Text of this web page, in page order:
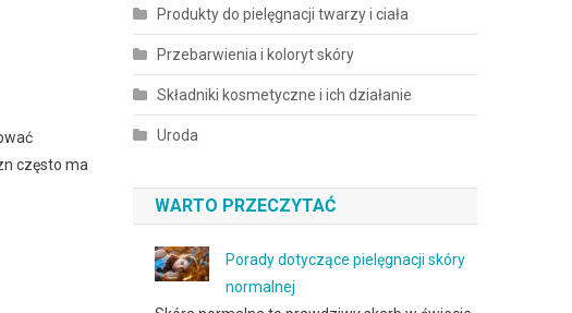
często ma
Produkty do pielęgnacji twarzy i ciała
Przebarwienia i koloryt skóry
Składniki kosmetyczne i ich działanie
Uroda
WARTO PRZECZYTAĆ
Porady dotyczące pielęgnacji skóry
normalnej